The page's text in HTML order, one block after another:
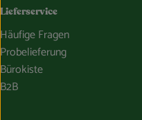
Lieferservice
Häufige Fragen
Probelieferung
Bürokiste
B2B